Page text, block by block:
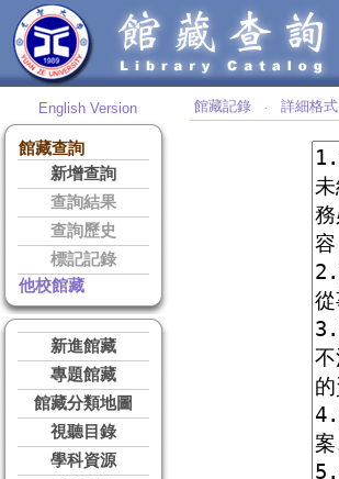
English Version
館藏查詢
新增查詢
查詢結果
查詢歷史
標記記錄
他校館藏
新進館藏
專題館藏
館藏分類地圖
視聽目錄
學科資源
館藏記錄 ‧ 詳細格式